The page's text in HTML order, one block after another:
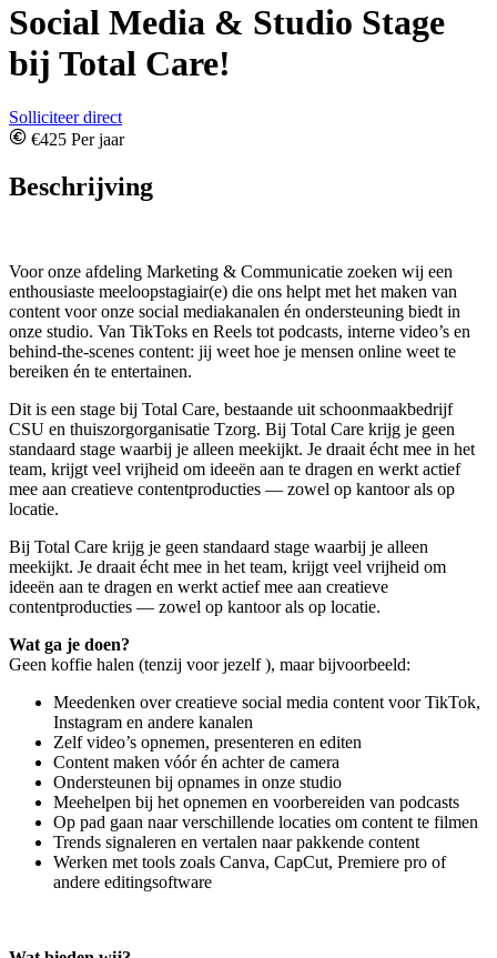
Social Media & Studio Stage
bij Total Care!
Solliciteer direct
€425 Per jaar
Beschrijving
Voor onze afdeling Marketing & Communicatie zoeken wij een
enthousiaste meeloopstagiair(e) die ons helpt met het maken van
content voor onze social mediakanalen én ondersteuning biedt in
onze studio. Van TikToks en Reels tot podcasts, interne video’s en
behind-the-scenes content: jij weet hoe je mensen online weet te
bereiken én te entertainen.
Dit is een stage bij Total Care, bestaande uit schoonmaakbedrijf
CSU en thuiszorgorganisatie Tzorg. Bij Total Care krijg je geen
standaard stage waarbij je alleen meekijkt. Je draait écht mee in het
team, krijgt veel vrijheid om ideeën aan te dragen en werkt actief
mee aan creatieve contentproducties — zowel op kantoor als op
locatie.
Bij Total Care krijg je geen standaard stage waarbij je alleen
meekijkt. Je draait écht mee in het team, krijgt veel vrijheid om
ideeën aan te dragen en werkt actief mee aan creatieve
contentproducties — zowel op kantoor als op locatie.
Wat ga je doen?
Geen koffie halen (tenzij voor jezelf ), maar bijvoorbeeld:
Meedenken over creatieve social media content voor TikTok,
Instagram en andere kanalen
Zelf video’s opnemen, presenteren en editen
Content maken vóór én achter de camera
Ondersteunen bij opnames in onze studio
Meehelpen bij het opnemen en voorbereiden van podcasts
Op pad gaan naar verschillende locaties om content te filmen
Trends signaleren en vertalen naar pakkende content
Werken met tools zoals Canva, CapCut, Premiere pro of
andere editingsoftware